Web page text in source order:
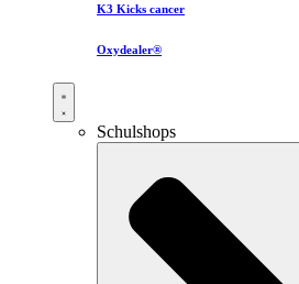
K3 Kicks cancer
Oxydealer®
Schulshops